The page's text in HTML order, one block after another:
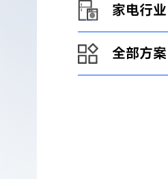
家电行业
全部方案